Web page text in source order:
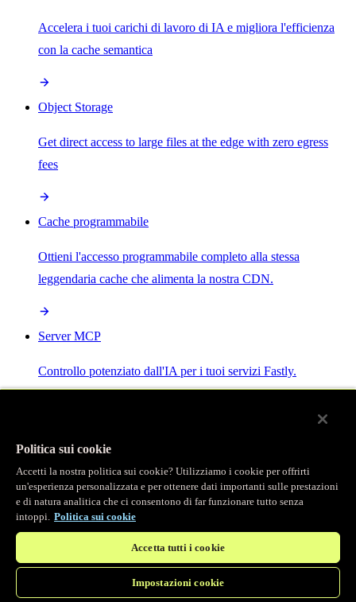
Accelera i tuoi carichi di lavoro di IA e migliora l'efficienza
con la cache semantica
Object Storage
Get direct access to large files at the edge with zero egress
fees
Cache programmabile
Ottieni l'accesso programmabile completo alla stessa
leggendaria cache che alimenta la nostra CDN.
Server MCP
Controllo potenziato dall'IA per i tuoi servizi Fastly.
Main menu
/ Prodotti
Osservabilità
Logging in tempo reale
Politica sui cookie
Accetti la nostra politica sui cookie? Utilizziamo i cookie per offrirti
un'esperienza personalizzata e per ottenere dati importanti sulle prestazioni
e di natura analitica che ci consentono di far funzionare tutto senza
intoppi. Politica sui cookie
Accetta tutti i cookie
Impostazioni cookie